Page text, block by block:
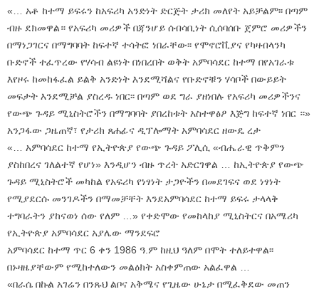
«… አቶ ከተማ ይፍሩን ከአፍሪካ አንድነት ድርጅት ታሪክ መለየት አይቻልም፡፡ በጣም
ብዙ ደክመዋል። የአፍሪካ መሪዎች በጃንሆይ ሰብሳቢነት ሲሰባሰቡ ጀምሮ መሪዎችን
በማነጋገርና በማግባባት ከፍተኛ ተሳትፎ ነበራቸው፡፡ የሞኖሮቪያና የካዛብላንካ
ቡድኖች ተፈጥረው የሃሳብ ልዩነት በነበረበት ወቅት አምባሳደር ከተማ በየአገራቱ
እየዞሩ ከመከፋፈል ይልቅ አንድነት እንደሚሻልና የቡድኖቹን ሃሳቦች በውይይት
መፍታት እንደሚቻል ያስረዱ ነበር፡፡ በጣም ወደ ግራ ያዘነበሉ የአፍሪካ መሪዎችንና
የውጭ ጉዳይ ሚኒስትሮችን በማግባባት ያበረከቱት አስተዋፅዖ እጅግ ከፍተኛ ነበር ።»
አንጋፋው ጋዜጠኛ፣ የታሪክ ጸሐፊና ዲፕሎማት አምባሳደር ዘውዴ ረታ
«… አምባሳደር ከተማ የኢትዮጵያ የውጭ ጉዳይ ፖሊሲ «ብሔራዊ ጥቅምን
ያስከበረና ገለልተኛ የሆነ» እንዲሆን ብዙ ጥረት አድርገዋል … ከኢትዮጵያ የውጭ
ጉዳይ ሚኒስትሮች መካከል የአፍሪካ የነፃነት ታጋዮችን በመደገፍና ወደ ነፃነት
የሚያደርሱ መንገዶችን በማመቻቸት እንደአምባሳደር ከተማ ይፍሩ ታላላቅ
ተግባራትን ያከናወነ ሰው የለም …» የቀድሞው የመከላከያ ሚኒስትርና በአሜሪካ
የኢትዮጵያ አምባሳደር አያሌው ማንደፍሮ
አምባሳደር ከተማ ጥር 6 ቀን 1986 ዓ.ም ከዚህ ዓለም በሞት ተለይተዋል፡፡
በኑዛዜያቸውም የሚከተለውን መልዕክት አስቀምጠው አልፈዋል …
«በራሴ በኩል አገሬን በንጹህ ልቦና አቅሜና የጊዜው ሁኔታ በሚፈቅደው መጠን